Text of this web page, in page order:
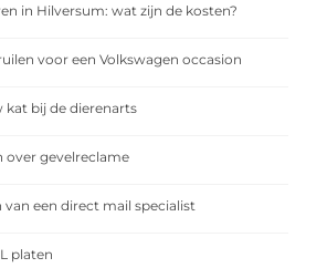
in Hilversum: wat zijn de kosten?
voor een Volkswagen occasion
kat bij de dierenarts
over gevelreclame
van een direct mail specialist
platen